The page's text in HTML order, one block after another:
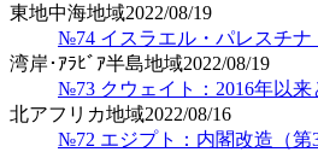
東地中海地域2022/08/19
№74 イスラエル・パレスチナ
湾岸･ｱﾗﾋﾞｱ半島地域2022/08/19
№73 クウェイト：2016年以
北アフリカ地域2022/08/16
№72 エジプト：内閣改造（第